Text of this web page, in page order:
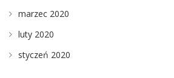
marzec 2020
luty 2020
styczeń 2020